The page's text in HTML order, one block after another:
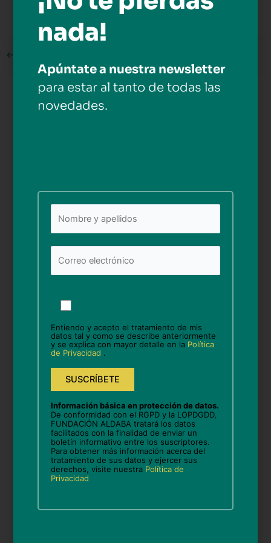
←
Deja una respuesta
Correo
electrónico*
Guarda mi nombre, correo electrónico y web en
nada!
Apúntate a nuestra newsletter
para estar al tanto de todas las
novedades.
favor,
este
campo
vacío.
Entiendo y acepto el tratamiento de mis
datos tal y como se describe anteriormente
y se explica con mayor detalle en la Política
de Privacidad .
Información básica en protección de datos.
De conformidad con el RGPD y la LOPDGDD,
FUNDACIÓN ALDABA tratará los datos
facilitados con la finalidad de enviar un
boletín informativo entre los suscriptores.
Para obtener más información acerca del
tratamiento de sus datos y ejercer sus
derechos, visite nuestra Política de
Privacidad